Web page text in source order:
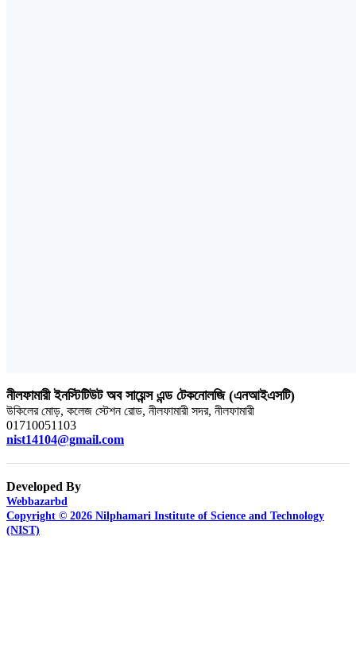
নীলফামারী ইনস্টিটিউট অব সায়েন্স এন্ড টেকনোলজি (এনআইএসটি)
উকিলের মোড়, কলেজ স্টেশন রোড, নীলফামারী সদর, নীলফামারী
01710051103
nist14104@gmail.com
Developed By
Webbazarbd
Copyright © 2026 Nilphamari Institute of Science and Technology
(NIST)